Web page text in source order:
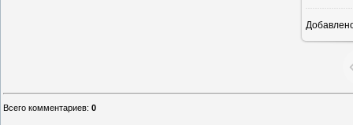
Всего комментариев: 0